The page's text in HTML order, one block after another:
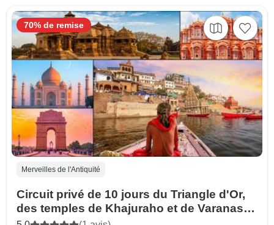
Merveilles de l'Antiquité
Circuit privé de 10 jours du Triangle d'Or,
des temples de Khajuraho et de Varanasi :
Delhi, Jaipur, Agra, Taj Mahal et voyage
70% de remise